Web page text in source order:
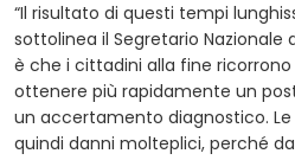
“Il risultato di questi tempi
sottolinea il Segretario Nazionale
è che i cittadini alla fine
ottenere più rapidamente un
un accertamento diagnostico. Le
quindi danni molteplici, perché